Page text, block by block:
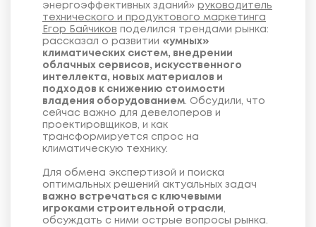
энергоэффективных зданий» руководитель
технического и продуктового маркетинга
Егор Байчиков поделился трендами рынка:
рассказал о развитии «умных»
климатических систем, внедрении
облачных сервисов, искусственного
интеллекта, новых материалов и
подходов к снижению стоимости
владения оборудованием. Обсудили, что
сейчас важно для девелоперов и
проектировщиков, и как
трансформируется спрос на
климатическую технику.
Для обмена экспертизой и поиска
оптимальных решений актуальных задач
важно встречаться с ключевыми
игроками строительной отрасли,
обсуждать с ними острые вопросы рынка.